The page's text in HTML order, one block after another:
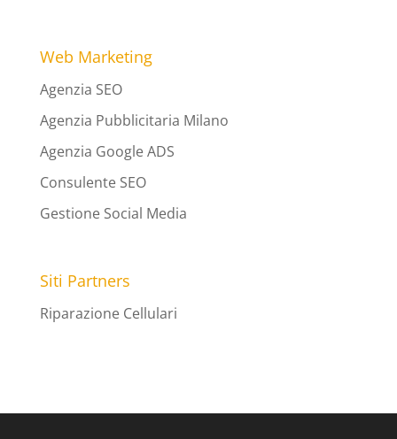
Web Marketing
Agenzia SEO
Agenzia Pubblicitaria Milano
Agenzia Google ADS
Consulente SEO
Gestione Social Media
Siti Partners
Riparazione Cellulari